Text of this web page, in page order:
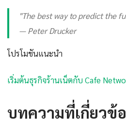
"The best way to predict the
— Peter Drucker
โปรโมชันแนะนำ
เริ่มต้นธุรกิจร้านเน็ตกับ Cafe
บทความที่เกี่ยวข้